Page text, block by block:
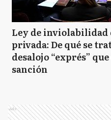
Ley de inviolabilidad
privada: De qué se
desalojo “exprés”
sanción
Ads